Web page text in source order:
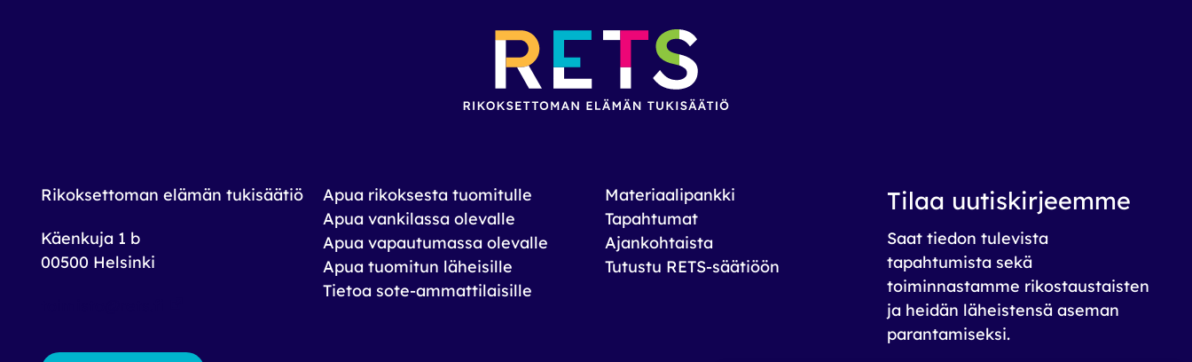
Rikoksettoman elämän tukisäätiö
Käenkuja 1 b
00500 Helsinki
Apua rikoksesta tuomitulle
Apua vankilassa olevalle
Apua vapautumassa olevalle
Apua tuomitun läheisille
Tietoa sote-ammattilaisille
Materiaalipankki
Tapahtumat
Ajankohtaista
Tutustu RETS-säätiöön
Tilaa uutiskirjeemme
Saat tiedon tulevista
tapahtumista sekä
toiminnastamme rikos­taustaisten
ja heidän läheistensä aseman
parantamiseksi.